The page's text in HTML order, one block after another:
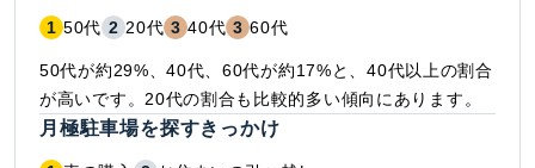
1 50代 2 20代 3 40代 3 60代
50代が約29%、40代、60代が約17%と、40代以上の割合
が高いです。20代の割合も比較的多い傾向にあります。
月極駐車場を探すきっかけ